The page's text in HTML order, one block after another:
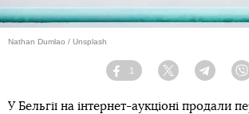
Nathan Dumlao / Unsplash
Facebook
1
Twitter
У Бельгії на інтернет-аукціоні продали